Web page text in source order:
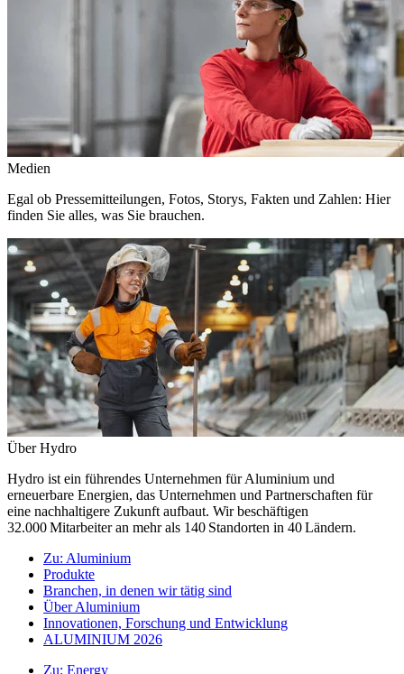
Medien
Egal ob Pressemitteilungen, Fotos, Storys, Fakten und Zahlen: Hier
finden Sie alles, was Sie brauchen.
Über Hydro
Hydro ist ein führendes Unternehmen für Aluminium und
erneuerbare Energien, das Unternehmen und Partnerschaften für
eine nachhaltigere Zukunft aufbaut. Wir beschäftigen
32.000 Mitarbeiter an mehr als 140 Standorten in 40 Ländern.
Zu: Aluminium
Produkte
Branchen, in denen wir tätig sind
Über Aluminium
Innovationen, Forschung und Entwicklung
ALUMINIUM 2026
Zu: Energy